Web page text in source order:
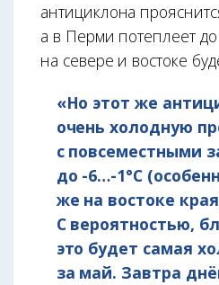
антициклона
а в Перми потеплеет
на севере и востоке
«Но этот же
очень холодную
с повсеместными
до -6…-1°С
же на востоке
С вероятностью,
это будет самая
за май. Завтра